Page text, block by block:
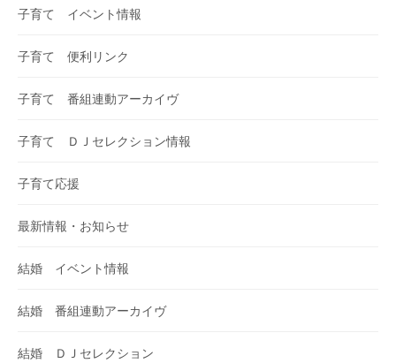
子育て イベント情報
子育て 便利リンク
子育て 番組連動アーカイヴ
子育て ＤＪセレクション情報
子育て応援
最新情報・お知らせ
結婚 イベント情報
結婚 番組連動アーカイヴ
結婚 ＤＪセレクション